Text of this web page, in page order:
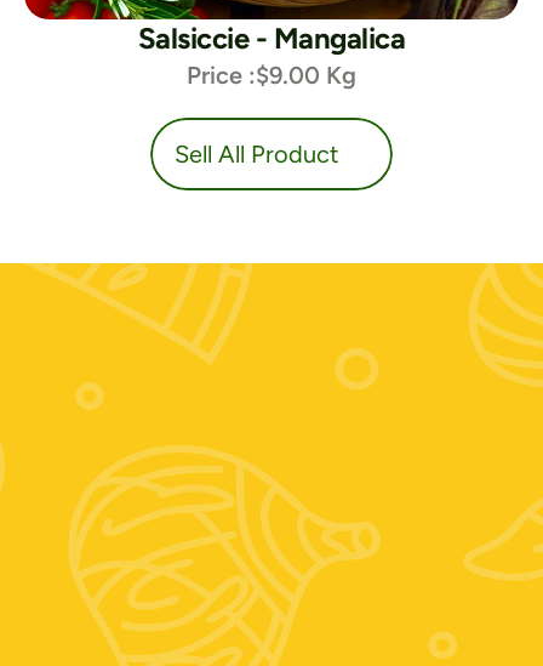
Salsiccie - Mangalica
Price :$9.00 Kg
Sell All Product
Contattaci:
+39 389 674 9889
Zooagricolafiore@alice.it
Scrivici su whatsapp
Seguici sui social
Instagram